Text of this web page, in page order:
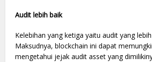
Audit lebih baik
Kelebihan yang ketiga yaitu audit yang
Maksudnya, blockchain ini dapat
mengetahui jejak audit asset yang